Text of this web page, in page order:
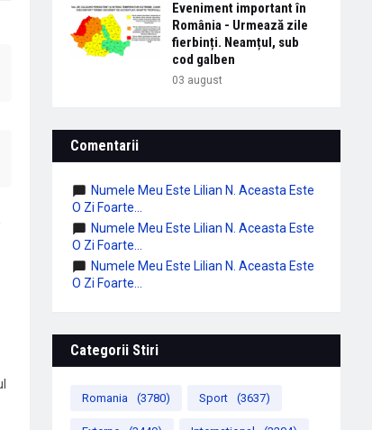
Eveniment important în
România - Urmează zile
fierbinți. Neamțul, sub
cod galben
03 august
Comentarii
Numele Meu Este Lilian N. Aceasta Este
O Zi Foarte...
Numele Meu Este Lilian N. Aceasta Este
O Zi Foarte...
Numele Meu Este Lilian N. Aceasta Este
O Zi Foarte...
Categorii Stiri
Romania (3780) Sport (3637)